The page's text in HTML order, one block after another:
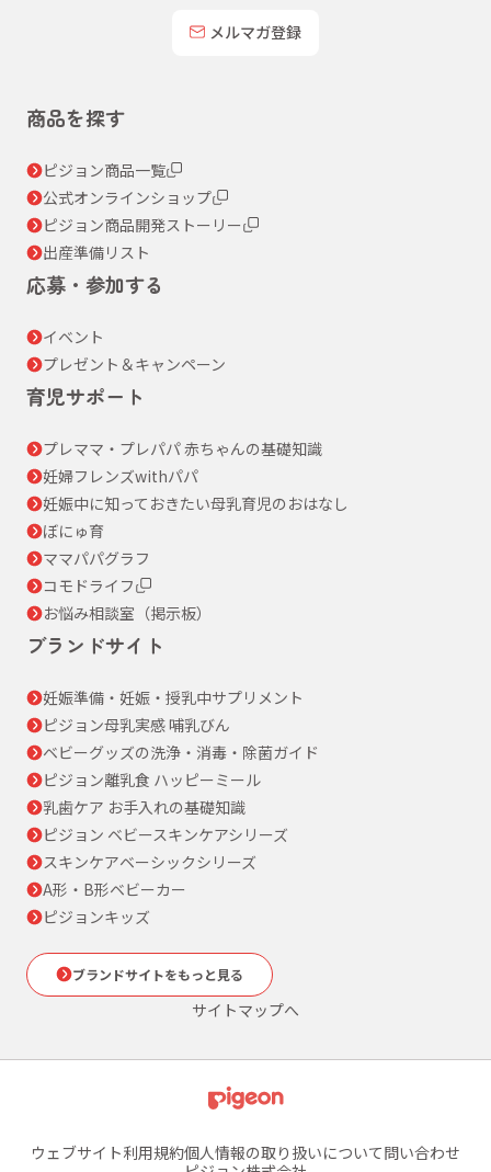
メルマガ登録
商品を探す
ピジョン商品一覧
公式オンラインショップ
ピジョン商品開発ストーリー
出産準備リスト
応募・参加する
イベント
プレゼント＆キャンペーン
育児サポート
プレママ・プレパパ 赤ちゃんの基礎知識
妊婦フレンズwithパパ
妊娠中に知っておきたい母乳育児のおはなし
ぼにゅ育
ママパパグラフ
コモドライフ
お悩み相談室（掲示板）
ブランドサイト
妊娠準備・妊娠・授乳中サプリメント
ピジョン母乳実感 哺乳びん
ベビーグッズの洗浄・消毒・除菌ガイド
ピジョン離乳食 ハッピーミール
乳歯ケア お手入れの基礎知識
ピジョン ベビースキンケアシリーズ
スキンケアベーシックシリーズ
A形・B形ベビーカー
ピジョンキッズ
ブランドサイトをもっと見る
サイトマップへ
ウェブサイト利用規約個人情報の取り扱いについて問い合わせ